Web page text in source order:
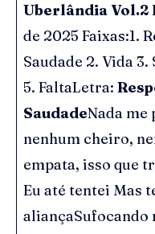
Uberlândia Vol.2
de 2025 Faixas:1.
Saudade 2. Vida
5. FaltaLetra:
SaudadeNada me
nenhum cheiro,
empata, isso que
Eu até tentei Mas
aliançaSufocando